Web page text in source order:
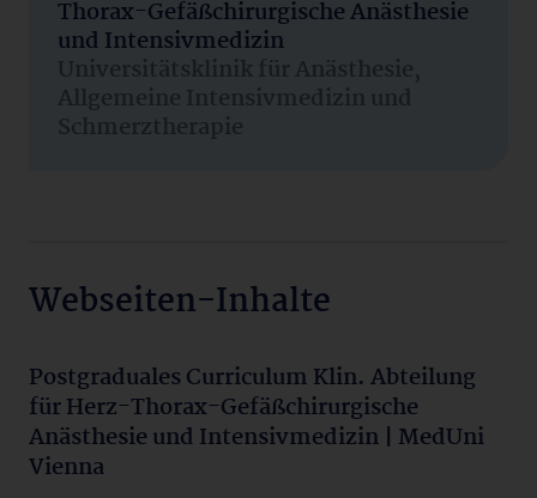
Thorax-Gefäßchirurgische Anästhesie
und Intensivmedizin
Universitätsklinik für Anästhesie,
Allgemeine Intensivmedizin und
Schmerztherapie
Webseiten-Inhalte
Postgraduales Curriculum Klin. Abteilung
für Herz-Thorax-Gefäßchirurgische
Anästhesie und Intensivmedizin | MedUni
Vienna